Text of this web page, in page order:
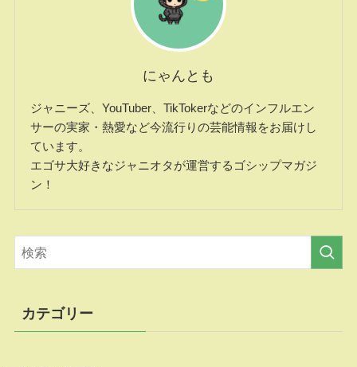
にゃんとも
ジャニーズ、YouTuber、TikTokerなどのインフルエン
サーの実家・熱愛など今流行りの芸能情報をお届けし
ています。
エゴサ大好きなジャニオタが運営するゴシップマガジ
ン！
カテゴリー